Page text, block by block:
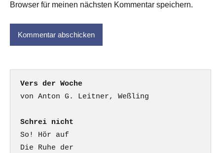
Browser für meinen nächsten Kommentar speichern.
Vers der Woche
Schrei nicht
So! Hör auf
Die Ruhe der